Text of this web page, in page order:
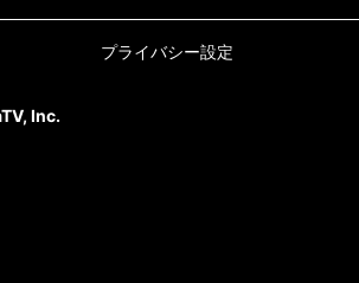
プライバシー設定
Inc.